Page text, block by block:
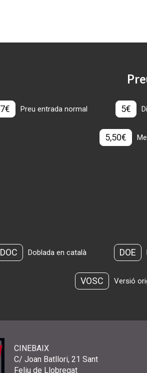
7€ Preu entrada normal 5€
5,50€
DOC Doblada en català DOE
VOSC Versió
CINEBAIX
C/ Joan Batllori, 21 Sant
Feliu de Llobregat